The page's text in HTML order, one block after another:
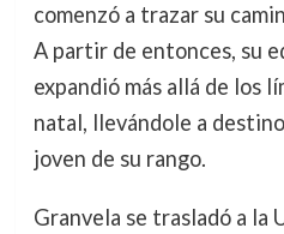
comenzó a trazar su
A partir de entonces, su
expandió más allá de los
natal, llevándole a
joven de su rango.
Granvela se trasladó a la